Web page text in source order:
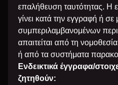
επαλήθευση ταυτότητας. Η
γίνει κατά την εγγραφή ή
συμπεριλαμβανομένων
απαιτείται από τη
ή από τα συστήματα
Ενδεικτικά έγγραφα/
ζητηθούν: